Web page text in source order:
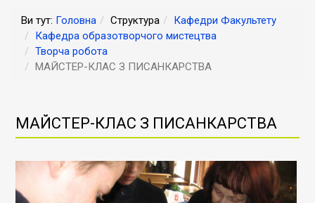
Ви тут: Головна Структура
Кафедри Факультету
Кафедра образотворчого мистецтва
Творча робота
МАЙСТЕР-КЛАС З ПИСАНКАРСТВА
МАЙСТЕР-КЛАС З ПИСАНКАРСТВА